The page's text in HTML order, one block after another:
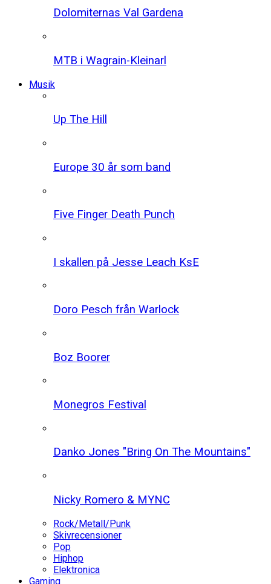
Dolomiternas Val Gardena
MTB i Wagrain-Kleinarl
Musik
Up The Hill
Europe 30 år som band
Five Finger Death Punch
I skallen på Jesse Leach KsE
Doro Pesch från Warlock
Boz Boorer
Monegros Festival
Danko Jones "Bring On The Mountains"
Nicky Romero & MYNC
Rock/Metall/Punk
Skivrecensioner
Pop
Hiphop
Elektronica
Gaming